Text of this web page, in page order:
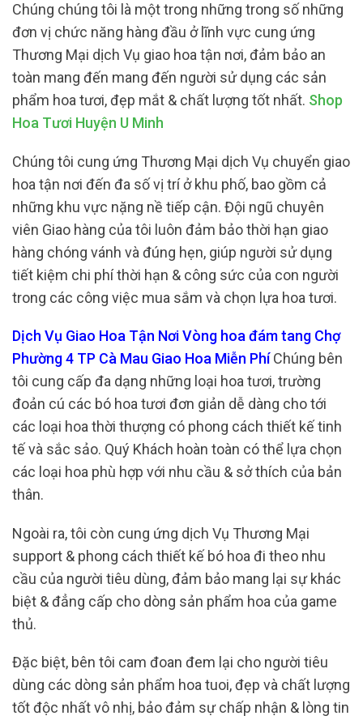
Chúng chúng tôi là một trong những trong số những
đơn vị chức năng hàng đầu ở lĩnh vực cung ứng
Thương Mại dịch Vụ giao hoa tận nơi, đảm bảo an
toàn mang đến mang đến người sử dụng các sản
phẩm hoa tươi, đẹp mắt & chất lượng tốt nhất. Shop
Hoa Tươi Huyện U Minh
Chúng tôi cung ứng Thương Mại dịch Vụ chuyển giao
hoa tận nơi đến đa số vị trí ở khu phố, bao gồm cả
những khu vực nặng nề tiếp cận. Đội ngũ chuyên
viên Giao hàng của tôi luôn đảm bảo thời hạn giao
hàng chóng vánh và đúng hẹn, giúp người sử dụng
tiết kiệm chi phí thời hạn & công sức của con người
trong các công việc mua sắm và chọn lựa hoa tươi.
Dịch Vụ Giao Hoa Tận Nơi Vòng hoa đám tang Chợ
Phường 4 TP Cà Mau Giao Hoa Miễn PhíChúng bên
tôi cung cấp đa dạng những loại hoa tươi, trường
đoản cú các bó hoa tươi đơn giản dễ dàng cho tới
các loại hoa thời thượng có phong cách thiết kế tinh
tế và sắc sảo. Quý Khách hoàn toàn có thể lựa chọn
các loại hoa phù hợp với nhu cầu & sở thích của bản
thân.
Ngoài ra, tôi còn cung ứng dịch Vụ Thương Mại
support & phong cách thiết kế bó hoa đi theo nhu
cầu của người tiêu dùng, đảm bảo mang lại sự khác
biệt & đẳng cấp cho dòng sản phẩm hoa của game
thủ.
Đặc biệt, bên tôi cam đoan đem lại cho người tiêu
dùng các dòng sản phẩm hoa tuoi, đẹp và chất lượng
tốt độc nhất vô nhị, bảo đảm sự chấp nhận & lòng tin